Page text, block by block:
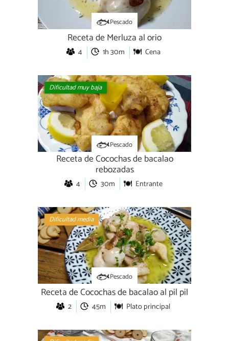
Pescado
Receta de Merluza al orio
4 1h 30m Cena
Dificultad muy baja
Pescado
Receta de Cocochas de bacalao
rebozadas
4 30m Entrante
Dificultad media
Pescado
Receta de Cocochas de bacalao al pil pil
2 45m Plato principal